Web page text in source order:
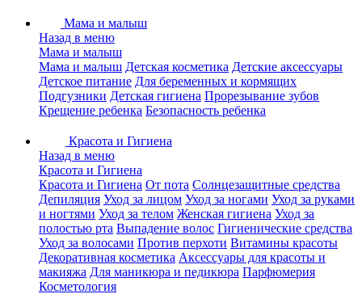
Мама и малыш
Назад в меню
Мама и малыш
Мама и малыш Детская косметика Детские аксессуары
Детское питание Для беременных и кормящих
Подгузники Детская гигиена Прорезывание зубов
Крещение ребенка Безопасность ребенка
Красота и Гигиена
Назад в меню
Красота и Гигиена
Красота и Гигиена От пота Солнцезащитные средства
Депиляция Уход за лицом Уход за ногами Уход за руками
и ногтями Уход за телом Женская гигиена Уход за
полостью рта Выпадение волос Гигиенические средства
Уход за волосами Против перхоти Витамины красоты
Декоративная косметика Аксессуары для красоты и
макияжа Для маникюра и педикюра Парфюмерия
Косметология